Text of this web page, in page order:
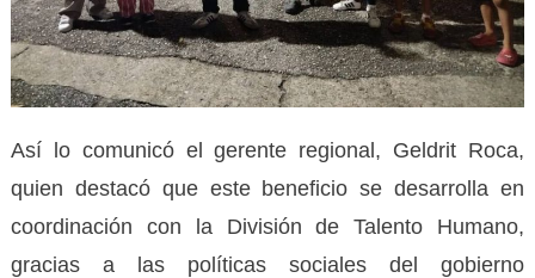
Así lo comunicó el gerente regional, Geldrit Roca,
quien destacó que este beneficio se desarrolla en
coordinación con la División de Talento Humano,
gracias a las políticas sociales del gobierno